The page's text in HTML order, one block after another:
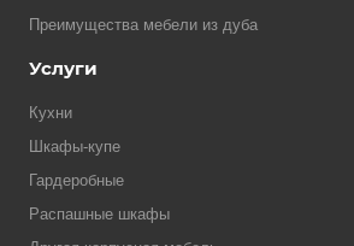
Преимущества мебели из дуба
Услуги
Кухни
Шкафы-купе
Гардеробные
Распашные шкафы